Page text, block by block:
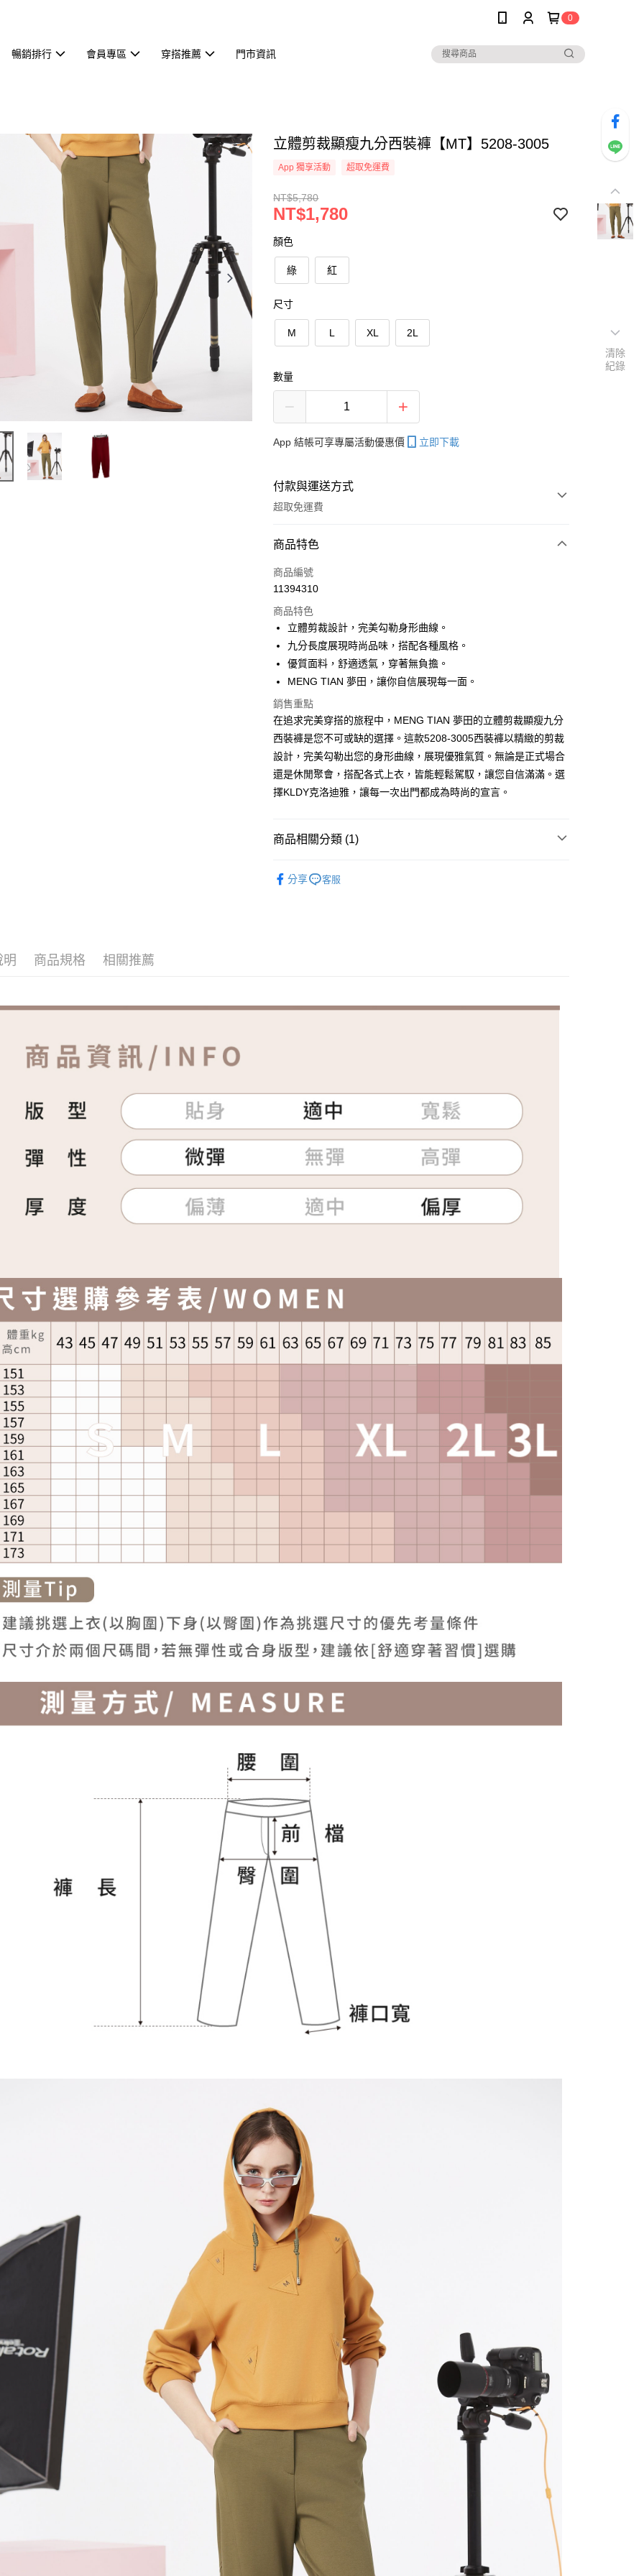
0
暢銷排行 會員專區 穿搭推薦 門市資訊
立體剪裁顯瘦九分西裝褲【MT】5208-3005
App 獨享活動 超取免運費
NT$5,780
NT$1,780
顏色
綠 紅
尺寸
M L XL 2L
數量
App 結帳可享專屬活動優惠價 立即下載
付款與運送方式
超取免運費
付款方式
信用卡一次付款
ATM付款
運送方式
全家取貨付款
免運費
付款後全家取貨
免運費
7-11取貨付款
付款後7-11取貨
宅配
商品特色
商品編號
11394310
商品特色
立體剪裁設計，完美勾勒身形曲線。
九分長度展現時尚品味，搭配各種風格。
優質面料，舒適透氣，穿著無負擔。
MENG TIAN 夢田，讓你自信展現每一面。
銷售重點
在追求完美穿搭的旅程中，MENG TIAN 夢田的立體剪裁顯瘦九分
西裝褲是您不可或缺的選擇。這款5208-3005西裝褲以精緻的剪裁
設計，完美勾勒出您的身形曲線，展現優雅氣質。無論是正式場合
還是休閒聚會，搭配各式上衣，皆能輕鬆駕馭，讓您自信滿滿。選
擇KLDY克洛迪雅，讓每一次出門都成為時尚的宣言。
商品相關分類 (1)
分享
客服
明 商品規格 相關推薦
清除
紀錄